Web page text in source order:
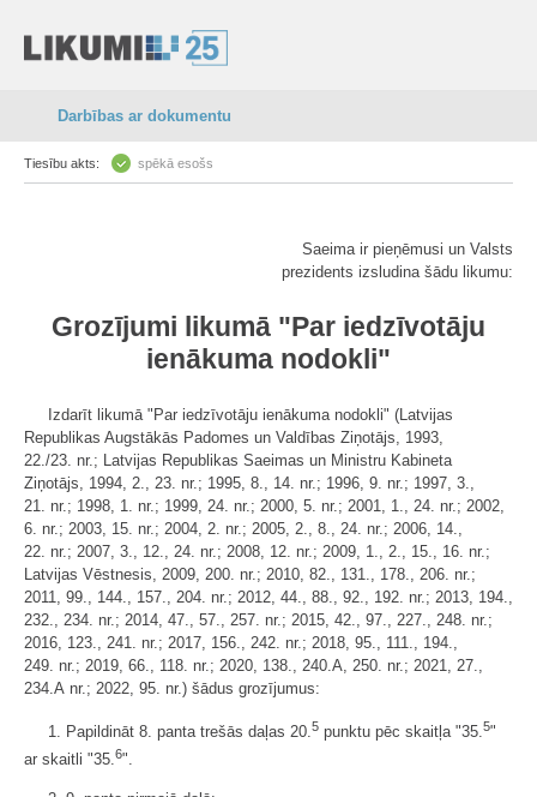
Darbības ar dokumentu
Tiesību akts: spēkā esošs
Saeima ir pieņēmusi un Valsts
prezidents izsludina šādu likumu:
Grozījumi likumā "Par iedzīvotāju
ienākuma nodokli"
Izdarīt likumā "Par iedzīvotāju ienākuma nodokli" (Latvijas
Republikas Augstākās Padomes un Valdības Ziņotājs, 1993,
22./23. nr.; Latvijas Republikas Saeimas un Ministru Kabineta
Ziņotājs, 1994, 2., 23. nr.; 1995, 8., 14. nr.; 1996, 9. nr.; 1997, 3.,
21. nr.; 1998, 1. nr.; 1999, 24. nr.; 2000, 5. nr.; 2001, 1., 24. nr.; 2002,
6. nr.; 2003, 15. nr.; 2004, 2. nr.; 2005, 2., 8., 24. nr.; 2006, 14.,
22. nr.; 2007, 3., 12., 24. nr.; 2008, 12. nr.; 2009, 1., 2., 15., 16. nr.;
Latvijas Vēstnesis, 2009, 200. nr.; 2010, 82., 131., 178., 206. nr.;
2011, 99., 144., 157., 204. nr.; 2012, 44., 88., 92., 192. nr.; 2013, 194.,
232., 234. nr.; 2014, 47., 57., 257. nr.; 2015, 42., 97., 227., 248. nr.;
2016, 123., 241. nr.; 2017, 156., 242. nr.; 2018, 95., 111., 194.,
249. nr.; 2019, 66., 118. nr.; 2020, 138., 240.A, 250. nr.; 2021, 27.,
234.A nr.; 2022, 95. nr.) šādus grozījumus:
1. Papildināt 8. panta trešās daļas 20.5 punktu pēc skaitļa "35.5"
ar skaitli "35.6".